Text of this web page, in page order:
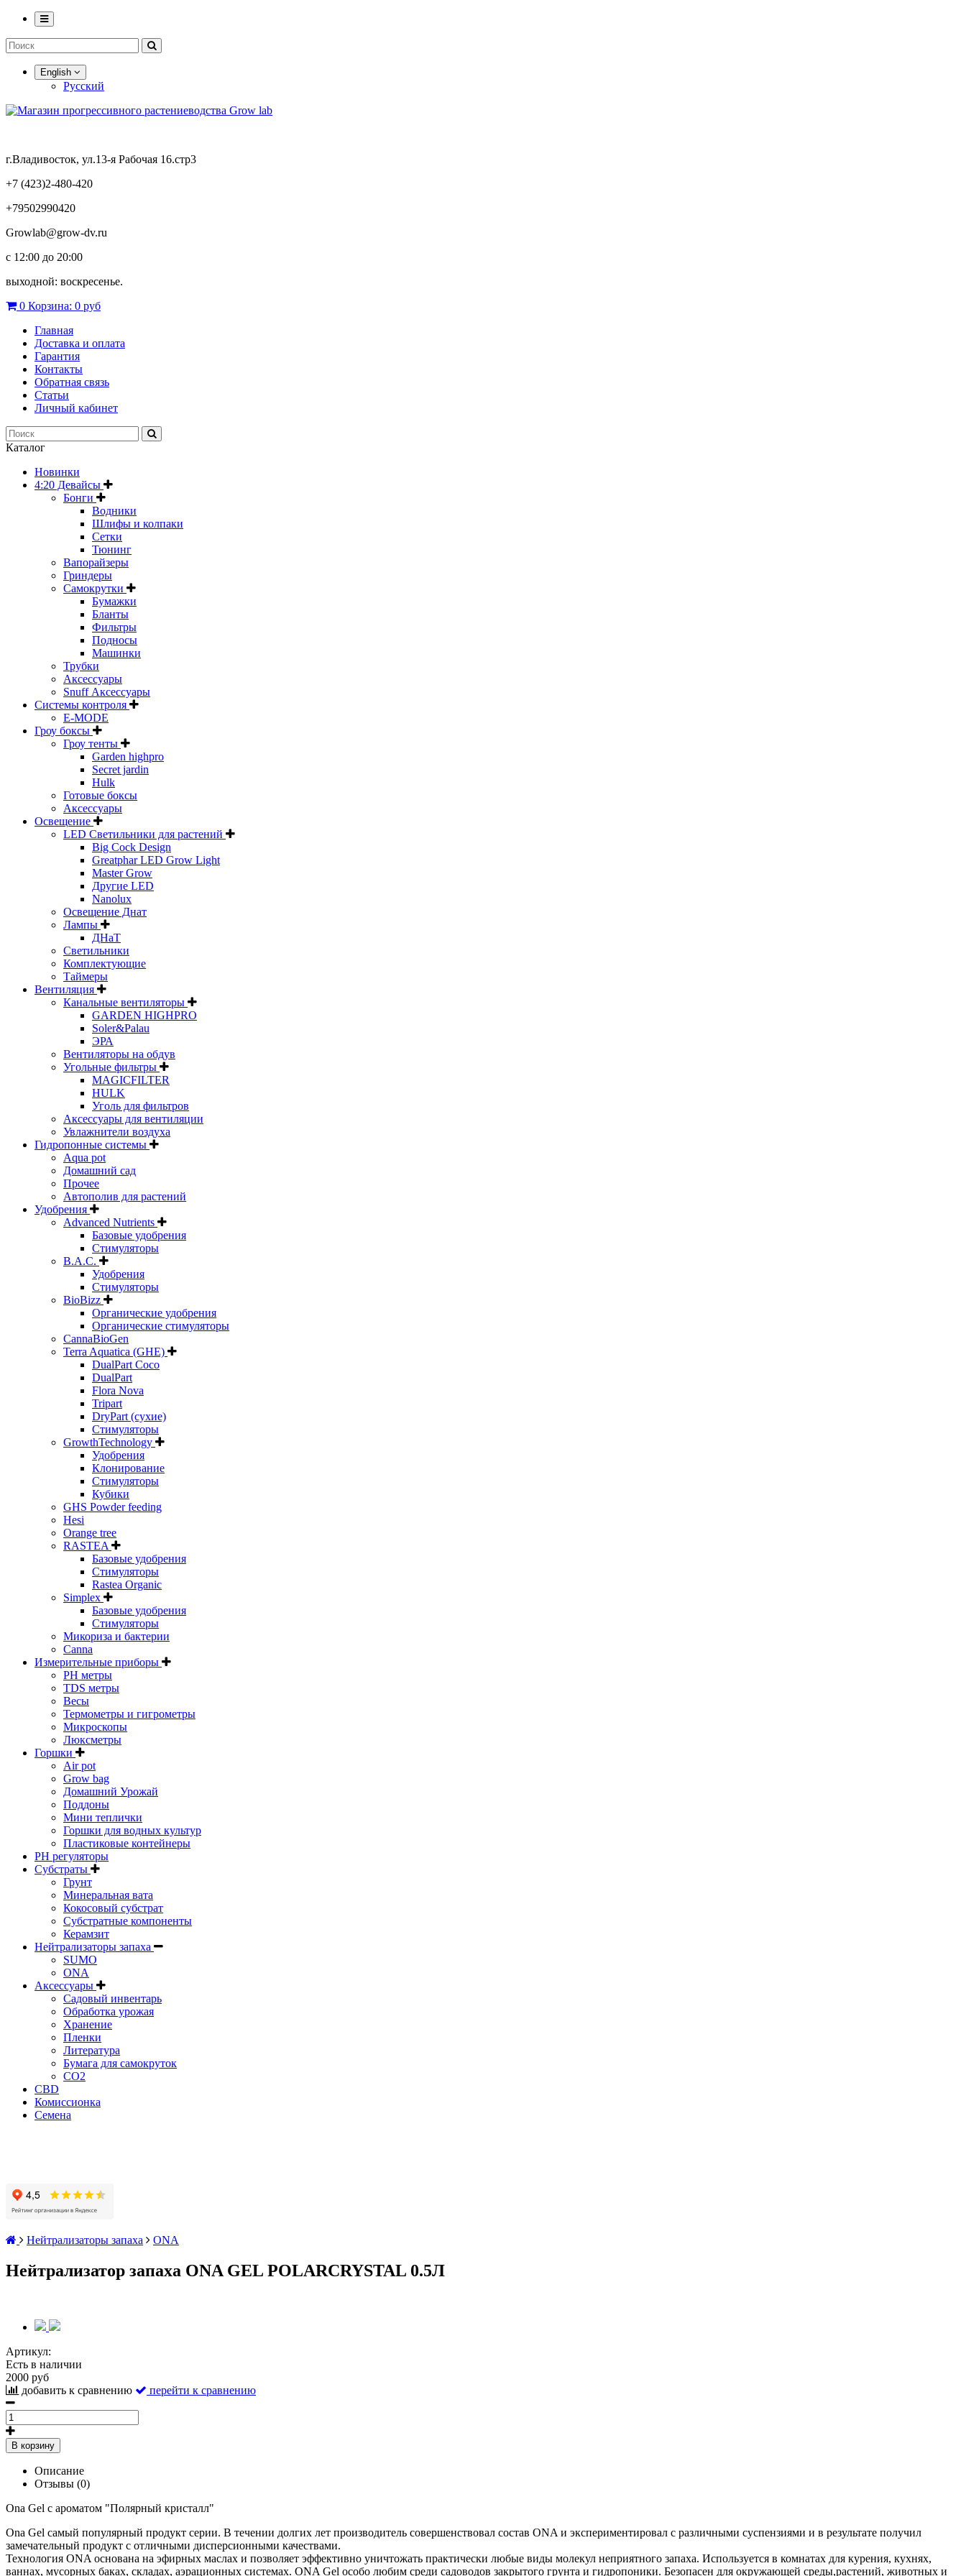
English
Русский
г.Владивосток, ул.13-я Рабочая 16.стр3
+7 (423)2-480-420
+79502990420
Growlab@grow-dv.ru
c 12:00 до 20:00
выходной: воскресенье.
0 Корзина: 0 руб
Главная
Доставка и оплата
Гарантия
Контакты
Обратная связь
Статьи
Личный кабинет
Каталог
Новинки
4:20 Девайсы
Бонги
Водники
Шлифы и колпаки
Сетки
Тюнинг
Вапорайзеры
Гриндеры
Самокрутки
Бумажки
Бланты
Фильтры
Подносы
Машинки
Трубки
Аксессуары
Snuff Аксессуары
Системы контроля
E-MODE
Гроу боксы
Гроу тенты
Garden highpro
Secret jardin
Hulk
Готовые боксы
Аксессуары
Освещение
LED Светильники для растений
Big Cock Design
Greatphar LED Grow Light
Master Grow
Другие LED
Nanolux
Освещение Днат
Лампы
ДНаТ
Светильники
Комплектующие
Таймеры
Вентиляция
Канальные вентиляторы
GARDEN HIGHPRO
Soler&Palau
ЭРА
Вентиляторы на обдув
Угольные фильтры
MAGICFILTER
HULK
Уголь для фильтров
Аксессуары для вентиляции
Увлажнители воздуха
Гидропонные системы
Aqua pot
Домашний сад
Прочее
Автополив для растений
Удобрения
Advanced Nutrients
Базовые удобрения
Стимуляторы
B.A.C.
Удобрения
Стимуляторы
BioBizz
Органические удобрения
Органические стимуляторы
CannaBioGen
Terra Aquatica (GHE)
DualPart Coco
DualPart
Flora Nova
Tripart
DryPart (сухие)
Стимуляторы
GrowthTechnology
Удобрения
Клонирование
Стимуляторы
Кубики
GHS Powder feeding
Hesi
Orange tree
RASTEA
Базовые удобрения
Стимуляторы
Rastea Organic
Simplex
Базовые удобрения
Стимуляторы
Микориза и бактерии
Canna
Измерительные приборы
PH метры
TDS метры
Весы
Термометры и гигрометры
Микроскопы
Люксметры
Горшки
Air pot
Grow bag
Домашний Урожай
Поддоны
Мини теплички
Горшки для водных культур
Пластиковые контейнеры
PH регуляторы
Субстраты
Грунт
Минеральная вата
Кокосовый субстрат
Субстратные компоненты
Керамзит
Нейтрализаторы запаха
SUMO
ONA
Аксессуары
Садовый инвентарь
Обработка урожая
Хранение
Пленки
Литература
Бумага для самокруток
CO2
CBD
Комисcионка
Семена
Нейтрализаторы запаха ONA
Нейтрализатор запаха ONA GEL POLARCRYSTAL 0.5Л
Артикул:
Есть в наличии
2000 руб
добавить к сравнению
перейти к сравнению
В корзину
Описание
Отзывы (0)
Ona Gel с ароматом "Полярный кристалл"
Ona Gel самый популярный продукт серии. В течении долгих лет производитель совершенствовал состав ONA и экспериментировал с различными суспензиями и в результате получил
замечательный продукт с отличными дисперсионными качествами.
Технология ONA основана на эфирных маслах и позволяет эффективно уничтожать практически любые виды молекул неприятного запаха. Используется в комнатах для курения, кухнях,
ваннах, мусорных баках, складах, аэрационных системах. ONA Gel особо любим среди садоводов закрытого грунта и гидропоники. Безопасен для окружающей среды,растений, животных и